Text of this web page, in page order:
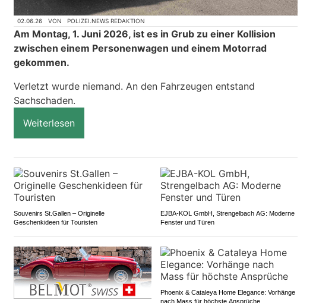
02.06.26 VON POLIZEI.NEWS REDAKTION
Am Montag, 1. Juni 2026, ist es in Grub zu einer Kollision
zwischen einem Personenwagen und einem Motorrad
gekommen.
Verletzt wurde niemand. An den Fahrzeugen entstand
Sachschaden.
Weiterlesen
Souvenirs St.Gallen – Originelle
Geschenkideen für Touristen
EJBA-KOL GmbH, Strengelbach AG: Moderne
Fenster und Türen
Phoenix & Cataleya Home Elegance: Vorhänge
nach Mass für höchste Ansprüche